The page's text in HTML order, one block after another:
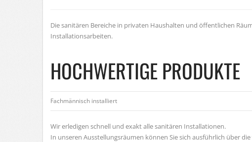
Die sanitären Bereiche in privaten Haushalten und öffentlichen
Installationsarbeiten.
HOCHWERTIGE PRODUKTE
Fachmännisch installiert
Wir erledigen schnell und exakt alle sanitären Installationen.
In unseren Ausstellungsräumen können Sie sich ausführlich über